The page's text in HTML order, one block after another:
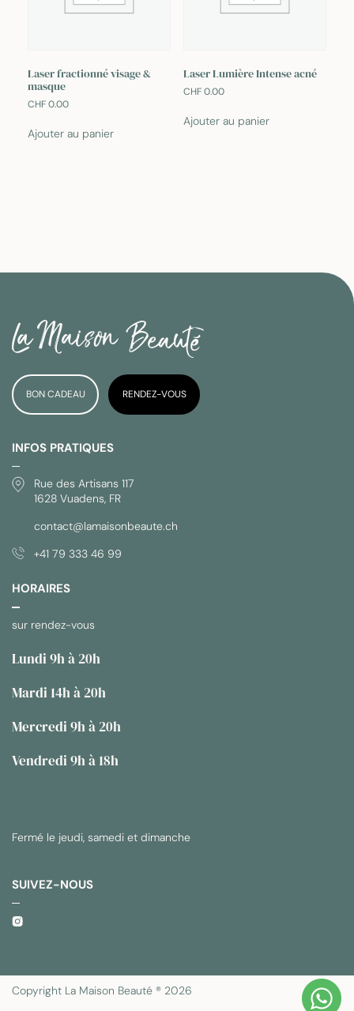
Laser fractionné visage &
masque
CHF0.00
Ajouter au panier
Laser Lumière Intense acné
CHF0.00
Ajouter au panier
BON CADEAU RENDEZ-VOUS
INFOS PRATIQUES
Rue des Artisans 117
1628 Vuadens, FR
contact@lamaisonbeaute.ch
+41 79 333 46 99
HORAIRES
sur rendez-vous
Lundi 9h à 20h
Mardi 14h à 20h
Mercredi 9h à 20h
Vendredi 9h à 18h
Fermé le jeudi, samedi et dimanche
SUIVEZ-NOUS
Copyright La Maison Beauté ® 2026